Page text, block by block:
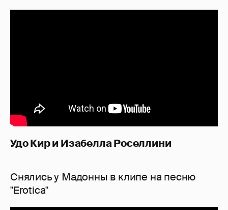
Удо Кир и Изабелла Роселлини
Снялись у Мадонны в клипе на песню
"Erotica"